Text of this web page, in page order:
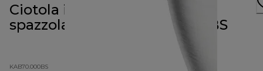
Ciotola in acciaio inossidabile
spazzolato da 7 l KAB70.000BS
KAB70.000BS